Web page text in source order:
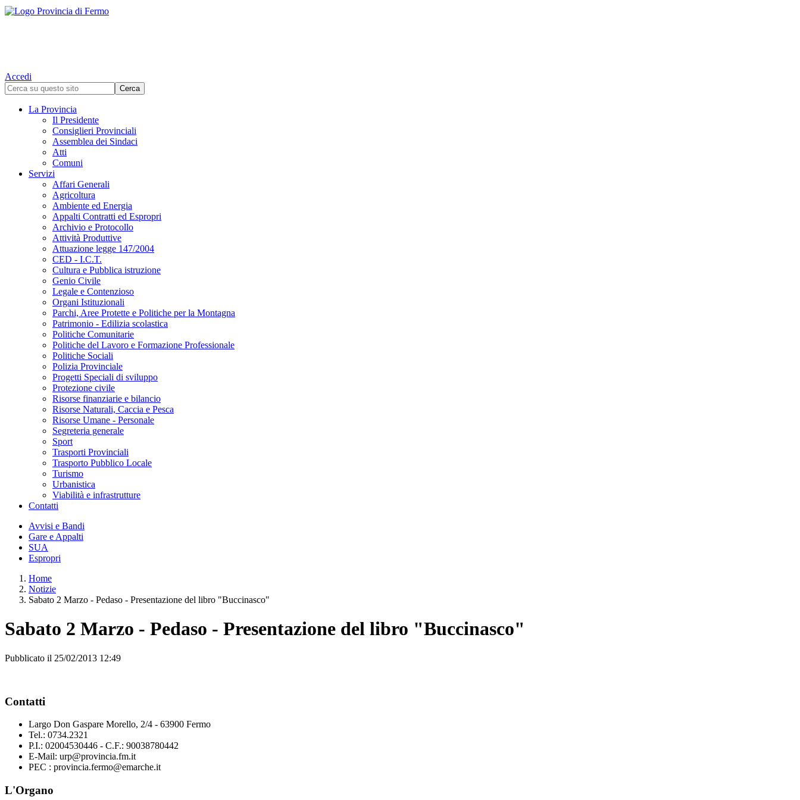
Accedi
La Provincia
Il Presidente
Consiglieri Provinciali
Assemblea dei Sindaci
Atti
Comuni
Servizi
Affari Generali
Agricoltura
Ambiente ed Energia
Appalti Contratti ed Espropri
Archivio e Protocollo
Attività Produttive
Attuazione legge 147/2004
CED - I.C.T.
Cultura e Pubblica istruzione
Genio Civile
Legale e Contenzioso
Organi Istituzionali
Parchi, Aree Protette e Politiche per la Montagna
Patrimonio - Edilizia scolastica
Politiche Comunitarie
Politiche del Lavoro e Formazione Professionale
Politiche Sociali
Polizia Provinciale
Progetti Speciali di sviluppo
Protezione civile
Risorse finanziarie e bilancio
Risorse Naturali, Caccia e Pesca
Risorse Umane - Personale
Segreteria generale
Sport
Trasporti Provinciali
Trasporto Pubblico Locale
Turismo
Urbanistica
Viabilità e infrastrutture
Contatti
Avvisi e Bandi
Gare e Appalti
SUA
Espropri
Home
Notizie
Sabato 2 Marzo - Pedaso - Presentazione del libro "Buccinasco"
Sabato 2 Marzo - Pedaso - Presentazione del libro "Buccinasco"
Pubblicato il 25/02/2013 12:49
Contatti
Largo Don Gaspare Morello, 2/4 - 63900 Fermo
Tel.: 0734.2321
P.I.: 02004530446 - C.F.: 90038780442
E-Mail: urp@provincia.fm.it
PEC : provincia.fermo@emarche.it
L'Organo